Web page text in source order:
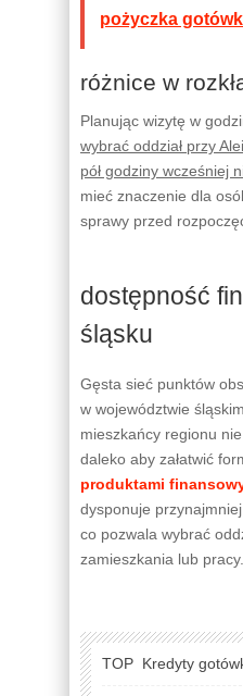
pożyczka
różnice w
Planując wizytę w
wybrać oddział przy
pół godziny wcześniej
mieć znaczenie dla
sprawy przed
dostępność
śląsku
Gęsta sieć punktów
w województwie
mieszkańcy regionu
daleko aby załatwić
produktami
dysponuje
co pozwala wybrać
zamieszkania lub pracy.
TOP Kredyty